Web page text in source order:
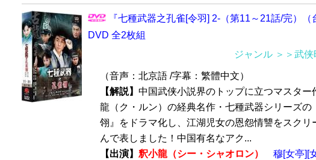
『七種武器之孔雀[令羽] 2-（第11～21話/完）（
DVD 全2枚組
ジャンル ＞＞武
（音声：北京語 /字幕：繁體中文）
【解説】 中国武侠小説界のトップに立つマスター
龍（ク・ルン）の経典名作・七種武器シリーズの
翎』をドラマ化し、江湖児女の恩怨情讐をスクリ
んで表しました！中国有名なアク...
【出演】 釈小龍（シー・シャオロン）
穆[女亭][